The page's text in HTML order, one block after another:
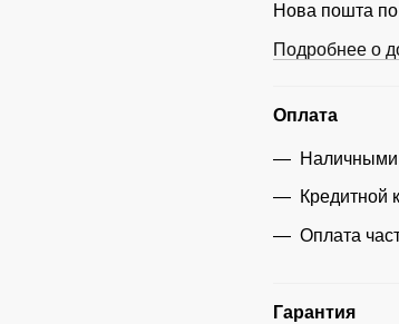
Нова пошта
Подробнее о
Оплата
Наличными
Кредитной
Оплата
Гарантия